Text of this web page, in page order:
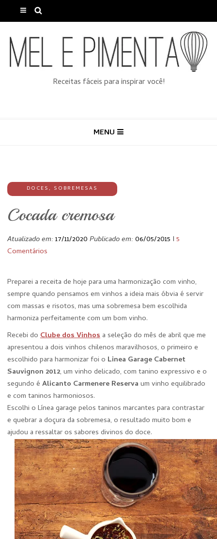
Receitas fáceis para inspirar você!
MENU
DOCES, SOBREMESAS
Cocada cremosa
Atualizado em:17/11/2020 Publicado em:06/05/2015 I 5
Comentários
Preparei a receita de hoje para uma harmonização com vinho,
sempre quando pensamos em vinhos a ideia mais óbvia é servir
com massas e risotos, mas uma sobremesa bem escolhida
harmoniza perfeitamente com um bom vinho.
Recebi do Clube dos Vinhos a seleção do mês de abril que me
apresentou a dois vinhos chilenos maravilhosos, o primeiro e
escolhido para harmonizar foi o Linea Garage Cabernet
Sauvignon 2012, um vinho delicado, com tanino expressivo e o
segundo é Alicanto Carmenere Reserva um vinho equilibrado
e com taninos harmoniosos.
Escolhi o Línea garage pelos taninos marcantes para contrastar
e quebrar a doçura da sobremesa, o resultado muito bom e
ajudou a ressaltar os sabores divinos do doce.